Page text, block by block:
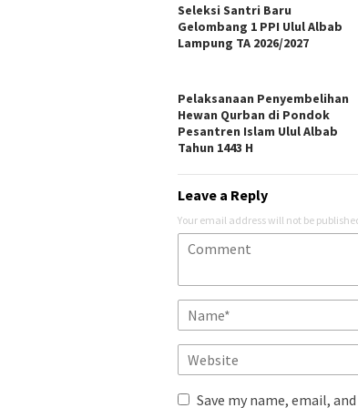
Seleksi Santri Baru
Gelombang 1 PPI Ulul Albab
Lampung TA 2026/2027
Pelaksanaan Penyembelihan
Hewan Qurban di Pondok
Pesantren Islam Ulul Albab
Tahun 1443 H
Leave a Reply
Your email address will not be
Save my name, email,